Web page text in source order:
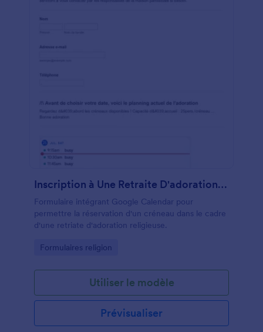
Inscription à Une Retraite D'adoration Religieuse
Formulaire intégrant Google Calendar pour
permettre la réservation d'un créneau dans le cadre
d'une retriate d'adoration religieuse.
Go to Category:
Formulaires religion
Utiliser le modèle
Prévisualiser